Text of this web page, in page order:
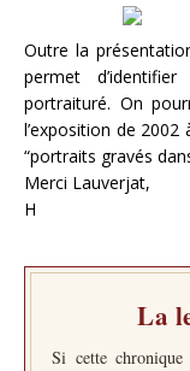
Outre la
permet
portraituré. On
l’exposition de 2002
“portraits gravés
Merci Lauverjat,
H
La
Si cette